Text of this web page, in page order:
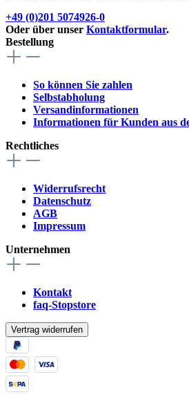
+49 (0)201 5074926-0
Oder über unser Kontaktformular.
Bestellung
So können Sie zahlen
Selbstabholung
Versandinformationen
Informationen für Kunden aus
Rechtliches
Widerrufsrecht
Datenschutz
AGB
Impressum
Unternehmen
Kontakt
faq-Stopstore
Vertrag widerrufen